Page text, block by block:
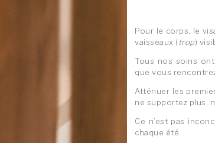
Pour le corps, le
vaisseaux (trop)
Tous nos soins
que vous
Atténuer les
ne supportez plus,
Ce n’est pas
chaque été.